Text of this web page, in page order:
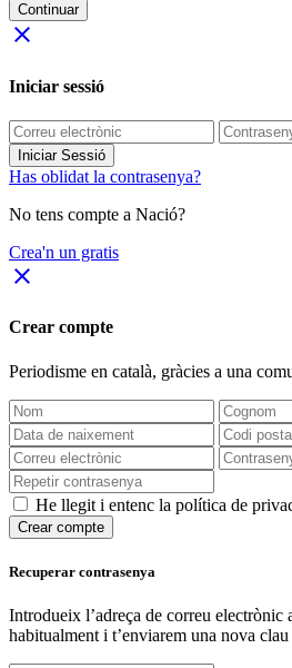
Continuar
close
Iniciar sessió
Iniciar Sessió
Has oblidat la contrasenya?
No tens compte a Nació?
Crea'n un gratis
close
Crear compte
Periodisme en català, gràcies a una
He llegit i entenc la política de
Crear compte
Recuperar contrasenya
Introdueix l’adreça de correu electrònic
habitualment i t’enviarem una nova clau